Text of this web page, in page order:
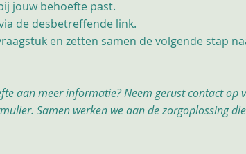
jouw behoefte past.
de desbetreffende link.
en zetten samen de volgende stap
aan meer informatie? Neem gerust contact op
Samen werken we aan de zorgoplossing